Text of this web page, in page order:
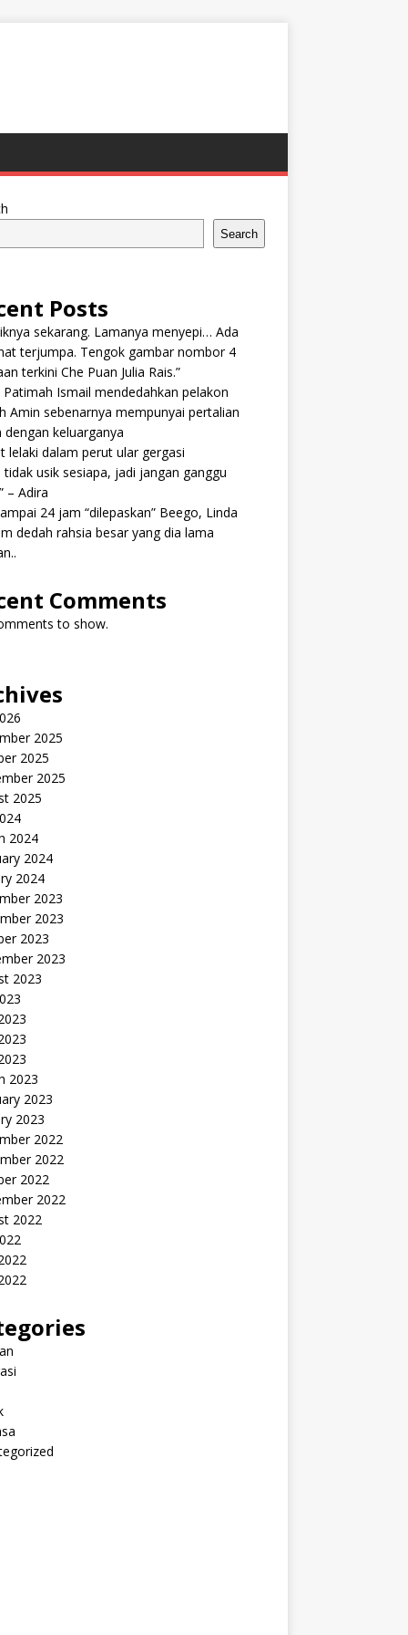
Search
Posts
sekarang. Lamanya menyepi… Ada
terjumpa. Tengok gambar nombor 4
terkini Che Puan Julia Rais.”
Ismail mendedahkan pelakon
Amin sebenarnya mempunyai pertalian
dengan keluarganya
lelaki dalam perut ular gergasi
tidak usik sesiapa, jadi jangan ganggu
– Adira
24 jam “dilepaskan” Beego, Linda
dedah rahsia besar yang dia lama
Comments
to show.
2025
2025
2025
2025
2024
2024
2024
2023
2023
2023
2023
2023
2023
2023
2023
2022
2022
2022
2022
2022